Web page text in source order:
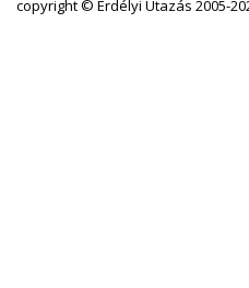
copyright © Erdélyi Utazás 2005-